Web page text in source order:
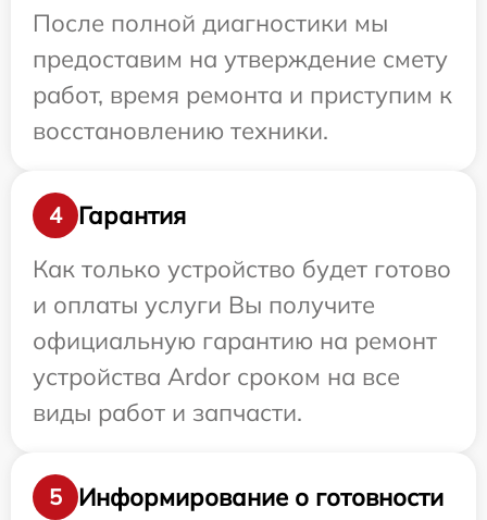
После полной диагностики мы
предоставим на утверждение смету
работ, время ремонта и приступим к
восстановлению техники.
4
Гарантия
Как только устройство будет готово
и оплаты услуги Вы получите
официальную гарантию на ремонт
устройства Ardor сроком на все
виды работ и запчасти.
5
Информирование о готовности